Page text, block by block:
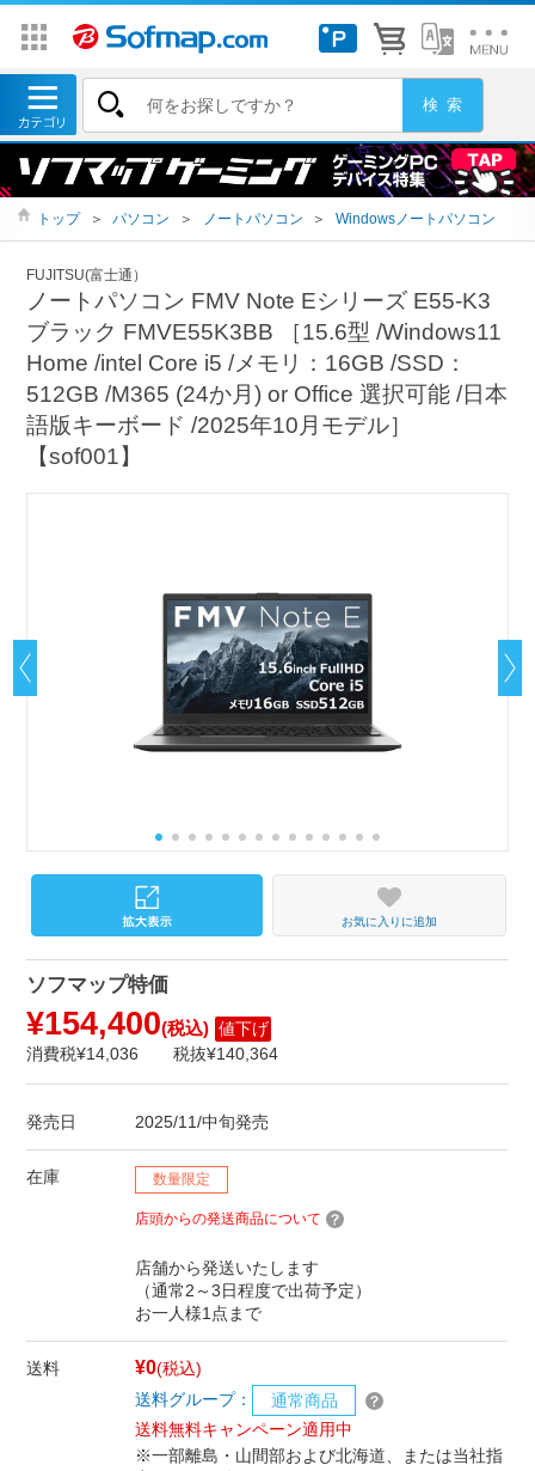
トップ ＞ パソコン ＞ ノートパソコン ＞ Windowsノートパソコン
FUJITSU(富士通）
ノートパソコン FMV Note Eシリーズ E55-K3
ブラック FMVE55K3BB ［15.6型 /Windows11
Home /intel Core i5 /メモリ：16GB /SSD：
512GB /M365 (24か月) or Office 選択可能 /日本
語版キーボード /2025年10月モデル］
【sof001】
お気に入りに追加
ソフマップ特価
¥154,400(税込) 値下げ
消費税¥14,036
税抜¥140,364
発売日 2025/11/中旬発売
在庫 数量限定
店頭からの発送商品について
店舗から発送いたします
（通常2～3日程度で出荷予定）
お一人様1点まで
送料 ¥0(税込)
送料グループ：
通常商品
送料無料キャンペーン適用中
※一部離島・山間部および北海道、または当社指